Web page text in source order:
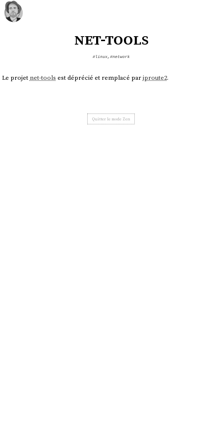
net-tools
#linux, #network
Le projet net-tools est déprécié et remplacé pariproute2.
Quitter le mode Zen